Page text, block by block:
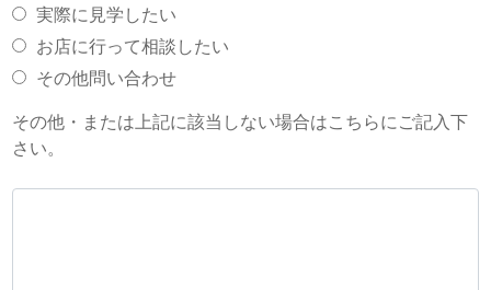
実際に見学したい
お店に行って相談したい
その他問い合わせ
その他・または上記に該当しない場合はこちらにご記入下
さい。